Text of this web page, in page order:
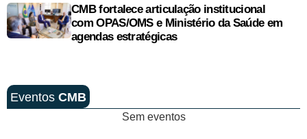
CMB fortalece articulação institucional
com OPAS/OMS e Ministério da Saúde em
agendas estratégicas
Eventos CMB
Sem eventos